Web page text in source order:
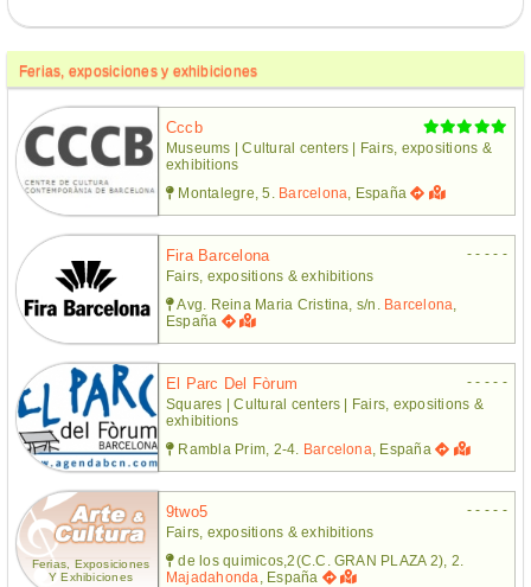
Ferias, exposiciones y exhibiciones
Cccb
Museums | Cultural centers | Fairs, expositions &
exhibitions
Montalegre, 5. Barcelona , España
Fira Barcelona
- - - - -
Fairs, expositions & exhibitions
Avg. Reina Maria Cristina, s/n. Barcelona
España
El Parc Del Fòrum
- - - - -
Squares | Cultural centers | Fairs, expositions &
exhibitions
Rambla Prim, 2-4. Barcelona , España
Ferias, Exposiciones
Y Exhibiciones
9two5
- - - - -
Fairs, expositions & exhibitions
de los quimicos,2(C.C. GRAN PLAZA 2), 2.
Majadahonda
, España